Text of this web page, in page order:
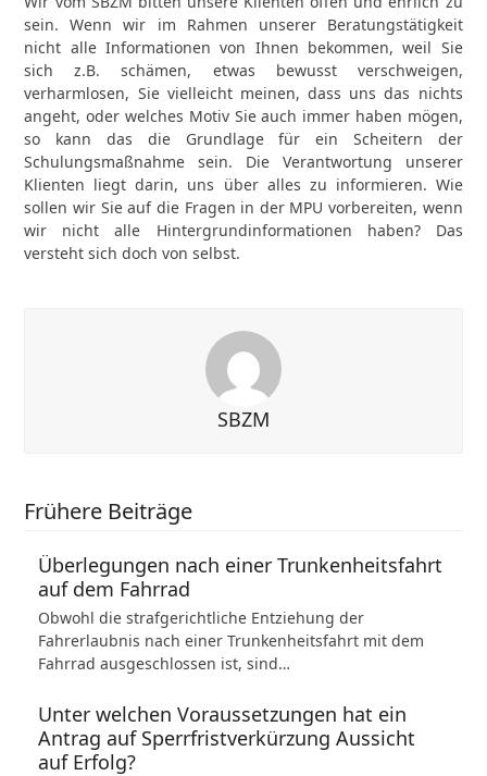
sein. Wenn wir im Rahmen unserer Beratungstätigkeit
nicht alle Informationen von Ihnen bekommen, weil Sie
sich z.B. schämen, etwas bewusst verschweigen,
verharmlosen, Sie vielleicht meinen, dass uns das nichts
angeht, oder welches Motiv Sie auch immer haben mögen,
so kann das die Grundlage für ein Scheitern der
Schulungsmaßnahme sein. Die Verantwortung unserer
Klienten liegt darin, uns über alles zu informieren. Wie
sollen wir Sie auf die Fragen in der MPU vorbereiten, wenn
wir nicht alle Hintergrundinformationen haben? Das
versteht sich doch von selbst.
SBZM
Frühere Beiträge
Überlegungen nach einer Trunkenheitsfahrt
auf dem Fahrrad
Obwohl die strafgerichtliche Entziehung der
Fahrerlaubnis nach einer Trunkenheitsfahrt mit dem
Fahrrad ausgeschlossen ist, sind…
Unter welchen Voraussetzungen hat ein
Antrag auf Sperrfristverkürzung Aussicht
auf Erfolg?